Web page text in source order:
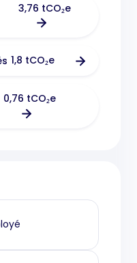
3,76 tCO₂e
1,8 tCO₂e
0,76 tCO₂e